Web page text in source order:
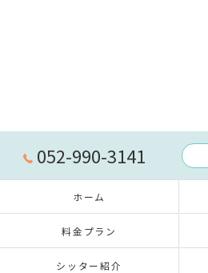
052-990-3141
ホーム
料金プラン
シッター紹介